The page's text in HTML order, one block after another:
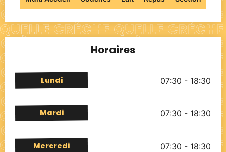
Horaires
Lundi 07:30 - 18:30
Mardi 07:30 - 18:30
Mercredi 07:30 - 18:30